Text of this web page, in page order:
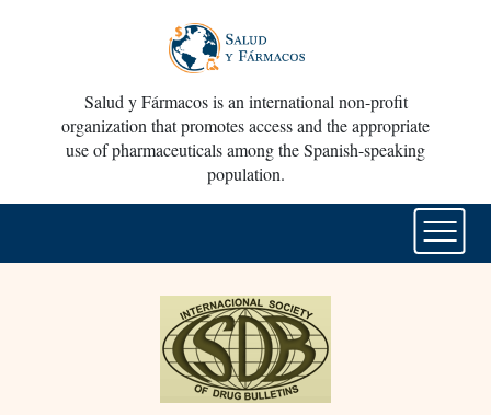
Salud y Fármacos is an international non-profit
organization that promotes access and the appropriate
use of pharmaceuticals among the Spanish-speaking
population.